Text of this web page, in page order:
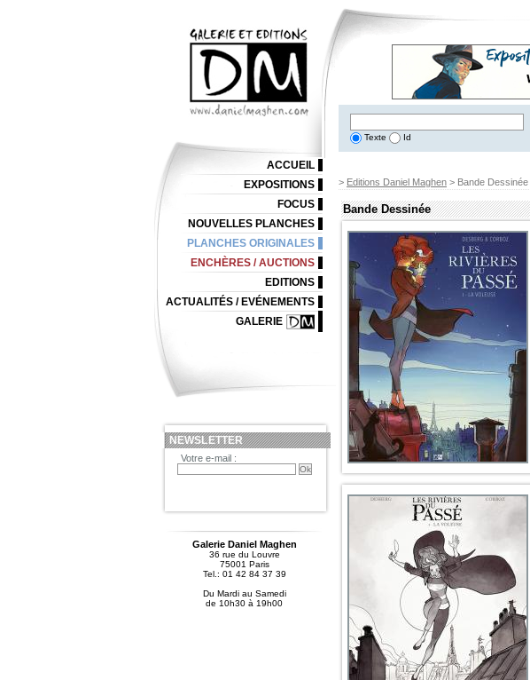
Texte Id
> Editions Daniel Maghen > Bande Dessinée
Bande Dessinée
ACCUEIL
EXPOSITIONS
FOCUS
NOUVELLES PLANCHES
PLANCHES ORIGINALES
ENCHÈRES / AUCTIONS
EDITIONS
ACTUALITÉS / EVÉNEMENTS
GALERIE
NEWSLETTER
Votre e-mail :
Galerie Daniel Maghen
36 rue du Louvre
75001 Paris
Tel.: 01 42 84 37 39
Du Mardi au Samedi
de 10h30 à 19h00